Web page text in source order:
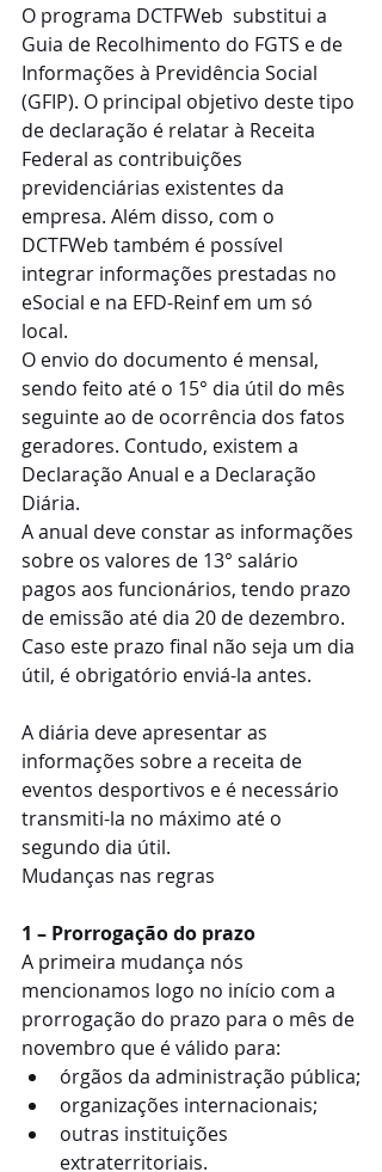
O programa DCTFWeb  substitui a
Guia de Recolhimento do FGTS e de
Informações à Previdência Social
(GFIP). O principal objetivo deste tipo
de declaração é relatar à Receita
Federal as contribuições
previdenciárias existentes da
empresa. Além disso, com o
DCTFWeb também é possível
integrar informações prestadas no
eSocial e na EFD-Reinf em um só
local.
O envio do documento é mensal,
sendo feito até o 15° dia útil do mês
seguinte ao de ocorrência dos fatos
geradores. Contudo, existem a
Declaração Anual e a Declaração
Diária.
A anual deve constar as informações
sobre os valores de 13° salário
pagos aos funcionários, tendo prazo
de emissão até dia 20 de dezembro.
Caso este prazo final não seja um dia
útil, é obrigatório enviá-la antes.
A diária deve apresentar as
informações sobre a receita de
eventos desportivos e é necessário
transmiti-la no máximo até o
segundo dia útil.
Mudanças nas regras
1 – Prorrogação do prazo
A primeira mudança nós
mencionamos logo no início com a
prorrogação do prazo para o mês de
novembro que é válido para:
órgãos da administração pública;
organizações internacionais;
outras instituições
extraterritoriais.